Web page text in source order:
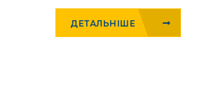
ДЕТАЛЬНІШЕ